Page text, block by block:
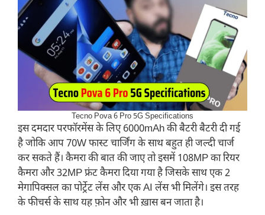
Tecno Pova 6 Pro 5G Specifications
इस दमदार परफॉरमेंस के लिए 6000mAh की बैटरी बैटरी दी गई
है जोकि आप 70W फास्ट चार्जिंग के साथ बहुत ही जल्दी चार्ज
कर सकते हैं। कैमरा की बात की जाए तो इसमें 108MP का रियर
कैमरा और 32MP फ्रंट कैमरा दिया गया है जिसके साथ एक 2
मेगापिक्सल का पोर्ट्रेट लेंस और एक AI लेंस भी मिलेंगे। इस तरह
के फीचर्स के साथ यह फ़ोन और भी ख़ास बन जाता है।